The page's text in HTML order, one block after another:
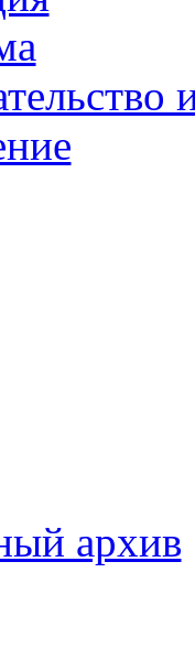
архив